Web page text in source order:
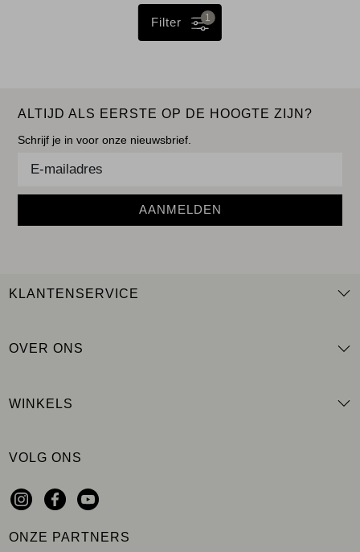
1
Filter
ALTIJD ALS EERSTE OP DE HOOGTE ZIJN?
Schrijf je in voor onze nieuwsbrief.
AANMELDEN
KLANTENSERVICE
OVER ONS
WINKELS
VOLG ONS
ONZE PARTNERS